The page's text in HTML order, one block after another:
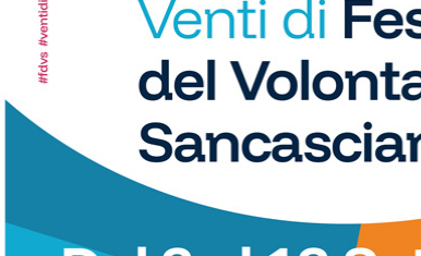
di League Cup ]
diLeague Cup
di
diLeague Cup ]
CHAMPIONS CUP FRATRES